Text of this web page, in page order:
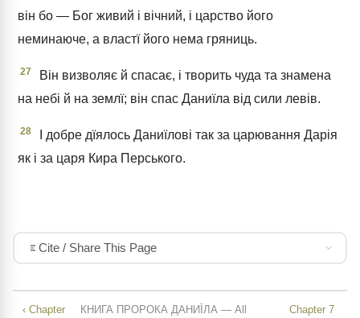
він бо — Бог живий і вічний, і царство його
неминаюче, а властї його нема гряниць.
27
Він визволяє й спасає, і творить чуда та знамена
на небі й на землї; він спас Даниїла від сили левів.
28
І добре дїялось Даниїлові так за царювання Дарія
як і за царя Кира Перського.
Cite / Share This Page
‹ Chapter
КНИГА ПРОРОКА ДАНИЇЛА — All
Chapter 7